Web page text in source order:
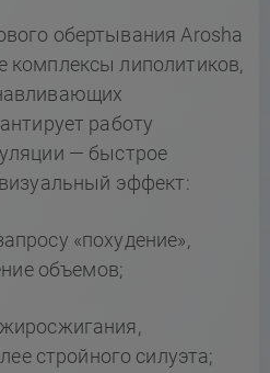
обертывания Arosha
комплексы липолитиков,
работу
— быстрое
эффект:
«похудение»,
объемов;
стройного силуэта;